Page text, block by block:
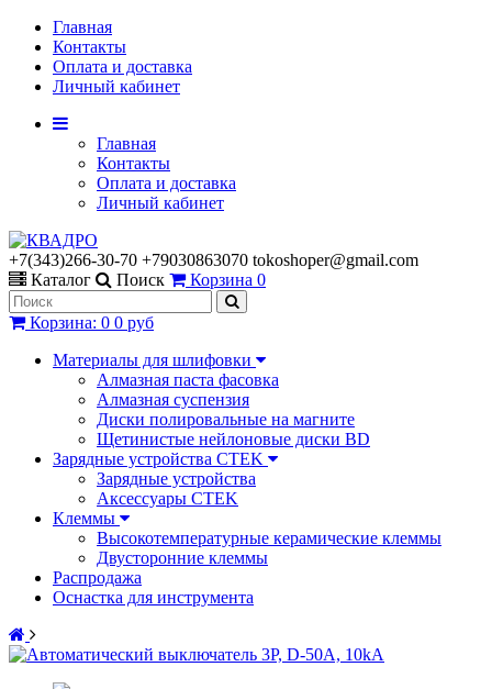
Главная
Контакты
Оплата и доставка
Личный кабинет
Главная
Контакты
Оплата и доставка
Личный кабинет
+7(343)266-30-70 +79030863070 tokoshoper@gmail.com
Каталог
Поиск Корзина 0
Корзина: 0 0 руб
Материалы для шлифовки
Алмазная паста фасовка
Алмазная суспензия
Диски полировальные на магните
Щетинистые нейлоновые диски BD
Зарядные устройства CTEK
Зарядные устройства
Аксессуары CTEK
Клеммы
Высокотемпературные керамические клеммы
Двусторонние клеммы
Распродажа
Оснастка для инструмента